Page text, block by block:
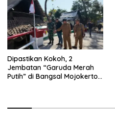
Dipastikan Kokoh, 2
Jembatan “Garuda Merah
Putih” di Bangsal Mojokerto